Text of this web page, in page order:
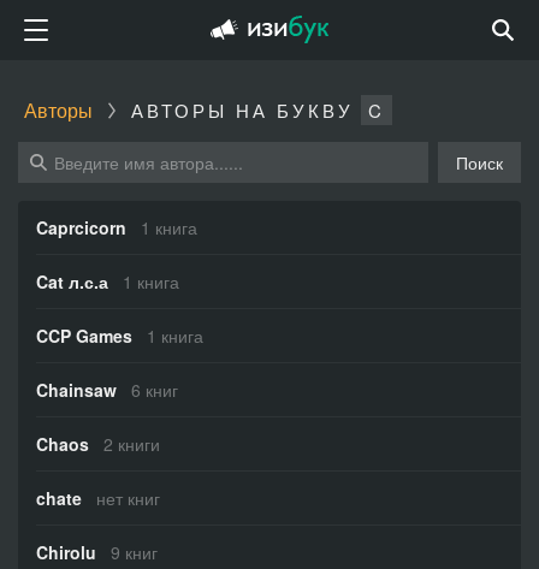
Авторы АВТОРЫ НА БУКВУ C
Поиск
Caprcicorn 1 книга
Cat л.с.а 1 книга
CCP Games 1 книга
Chainsaw 6 книг
Chaos 2 книги
chate нет книг
Chirolu 9 книг